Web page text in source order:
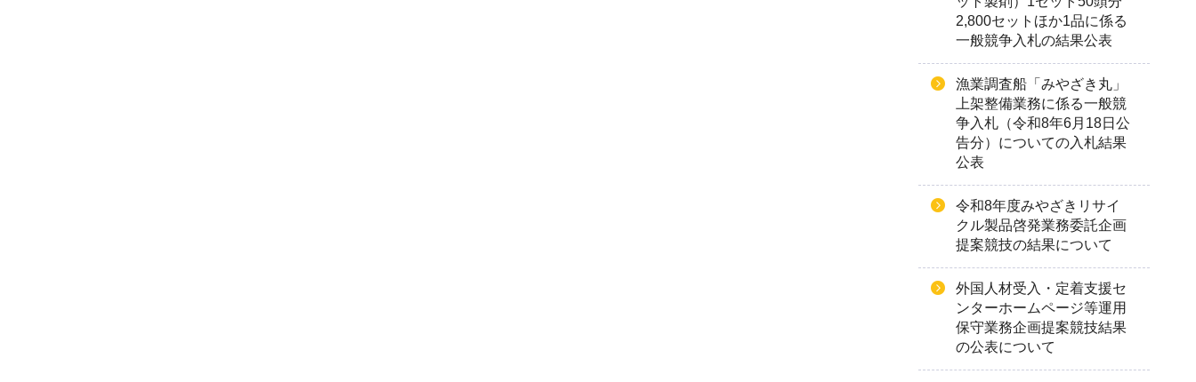
2,800セットほか1品に係る
一般競争入札の結果公表
漁業調査船「みやざき丸」
上架整備業務に係る一般競
争入札（令和8年6月18日公
告分）についての入札結果
公表
令和8年度みやざきリサイ
クル製品啓発業務委託企画
提案競技の結果について
外国人材受入・定着支援セ
ンターホームページ等運用
保守業務企画提案競技結果
の公表について